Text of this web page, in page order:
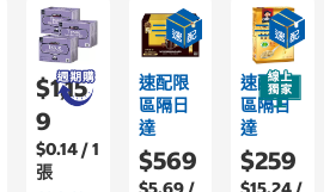
$1,15
9
$0.14 / 1
張
速配限
區隔日
達
$569
速配限
區隔日
達
$259